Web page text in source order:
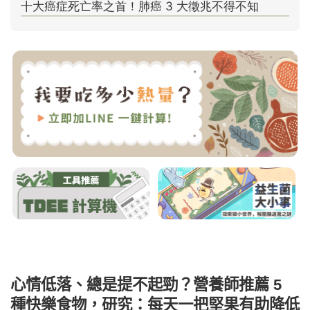
心情低落、總是提不起勁？營養師推薦 5
種快樂食物，研究：每天一把堅果有助降低